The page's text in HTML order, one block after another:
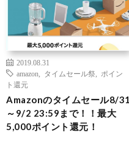
2019.08.31
amazon
タイムセール祭
ポイン
ト還元
Amazonのタイムセール8/31
～9/2 23:59まで！！最大
5,000ポイント還元！